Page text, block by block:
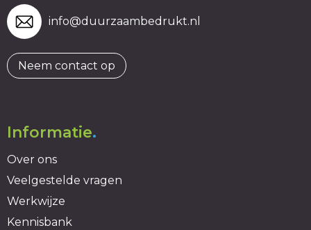
info@duurzaambedrukt.nl
Neem contact op
Informatie.
Over ons
Veelgestelde vragen
Werkwijze
Kennisbank